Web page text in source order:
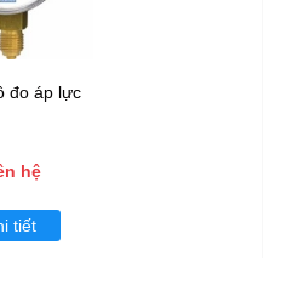
đo áp lực
hệ
tiết